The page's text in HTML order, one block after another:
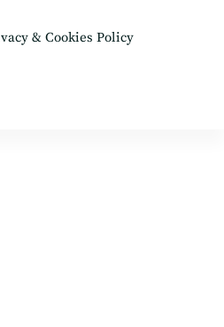
& Cookies Policy